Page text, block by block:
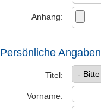
Anhang:
Persönliche Angaben
Titel:
Vorname: